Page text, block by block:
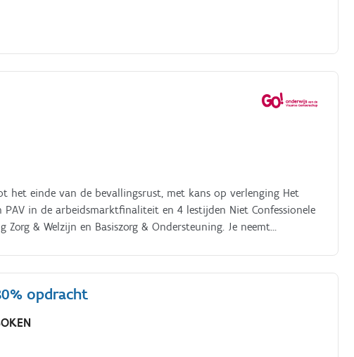
einde van de bevallingsrust, met kans op verlenging Het
in de arbeidsmarktfinaliteit en 4 lestijden Niet Confessionele
& Welzijn en Basiszorg & Ondersteuning. Je neemt
opdracht